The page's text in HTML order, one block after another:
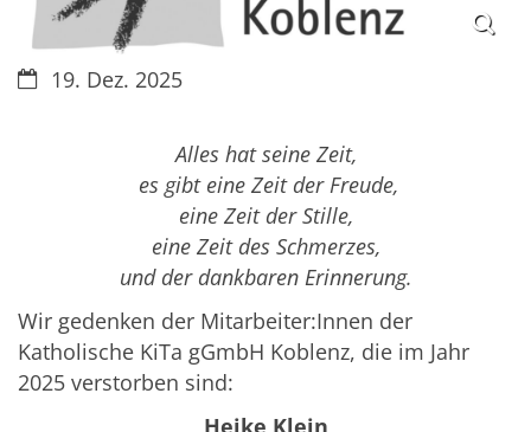
Datum:19. Dez. 2025
Alles hat seine Zeit,
es gibt eine Zeit der Freude,
eine Zeit der Stille,
eine Zeit des Schmerzes,
und der dankbaren Erinnerung.
Wir gedenken der Mitarbeiter:Innen der
Katholische KiTa gGmbH Koblenz, die im Jahr
2025 verstorben sind:
Heike Klein